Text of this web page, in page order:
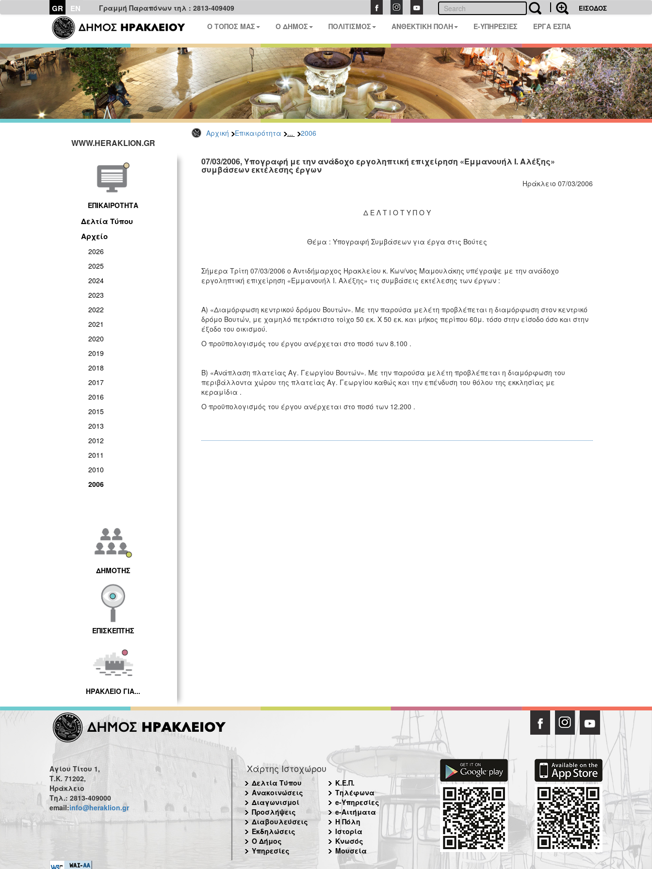
GR EN Γραμμή Παραπόνων τηλ : 2813-409409 ΕΙΣΟΔΟΣ
Ο ΤΟΠΟΣ ΜΑΣ Ο ΔΗΜΟΣ ΠΟΛΙΤΙΣΜΟΣ ΑΝΘΕΚΤΙΚΗ ΠΟΛΗ E-ΥΠΗΡΕΣΙΕΣ ΕΡΓΑ ΕΣΠΑ
Αρχική Επικαιρότητα ... 2006
WWW.HERAKLION.GR
ΕΠΙΚΑΙΡΟΤΗΤΑ
Δελτία Τύπου
Αρχείο
2026
2025
2024
2023
2022
2021
2020
2019
2018
2017
2016
2015
2013
2012
2011
2010
2006
ΔΗΜΟΤΗΣ
ΕΠΙΣΚΕΠΤΗΣ
ΗΡΑΚΛΕΙΟ ΓΙΑ...
07/03/2006, Υπογραφή με την ανάδοχο εργοληπτική επιχείρηση «Εμμανουήλ Ι. Αλέξης»
συμβάσεων εκτέλεσης έργων
Ηράκλειο 07/03/2006
Δ Ε Λ Τ Ι Ο Τ Υ Π Ο Υ
Θέμα : Υπογραφή Συμβάσεων για έργα στις Βούτες
Σήμερα Τρίτη 07/03/2006 ο Αντιδήμαρχος Ηρακλείου κ. Κων/νος Μαμουλάκης υπέγραψε με την ανάδοχο
εργοληπτική επιχείρηση «Εμμανουήλ Ι. Αλέξης» τις συμβάσεις εκτέλεσης των έργων :
Α) «Διαμόρφωση κεντρικού δρόμου Βουτών». Με την παρούσα μελέτη προβλέπεται η διαμόρφωση στον κεντρικό
δρόμο Βουτών, με χαμηλό πετρόκτιστο τοίχο 50 εκ. Χ 50 εκ. και μήκος περίπου 60μ. τόσο στην είσοδο όσο και στην
έξοδο του οικισμού.
Ο προϋπολογισμός του έργου ανέρχεται στο ποσό των 8.100 .
Β) «Ανάπλαση πλατείας Αγ. Γεωργίου Βουτών». Με την παρούσα μελέτη προβλέπεται η διαμόρφωση του
περιβάλλοντα χώρου της πλατείας Αγ. Γεωργίου καθώς και την επένδυση του θόλου της εκκλησίας με
κεραμίδια .
Ο προϋπολογισμός του έργου ανέρχεται στο ποσό των 12.200 .
Αγίου Τίτου 1,
Τ.Κ. 71202,
Ηράκλειο
Τηλ.: 2813-409000
email:info@heraklion.gr
Χάρτης Ιστοχώρου
Δελτία Τύπου
Ανακοινώσεις
Διαγωνισμοί
Προσλήψεις
Διαβουλεύσεις
Εκδηλώσεις
Ο Δήμος
Υπηρεσίες
Κ.Ε.Π.
Τηλέφωνα
e-Υπηρεσίες
e-Αιτήματα
Η Πόλη
Ιστορία
Κνωσός
Μουσεία